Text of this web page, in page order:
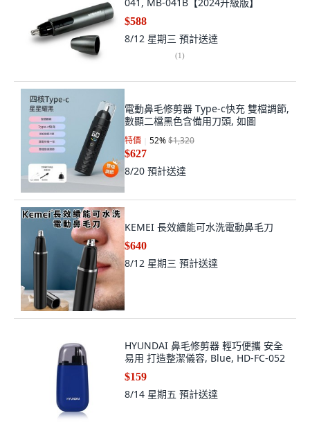
$588
8/12 星期三 預計送達
(1)
電動鼻毛修剪器 Type-c快充 雙檔調節,
數顯二檔黑色含備用刀頭, 如圖
特價 52%$1,320
$627
8/20 預計送達
KEMEI 長效續能可水洗電動鼻毛刀
$640
8/12 星期三 預計送達
HYUNDAI 鼻毛修剪器 輕巧便攜 安全
易用 打造整潔儀容, Blue, HD-FC-052
$159
8/14 星期五 預計送達